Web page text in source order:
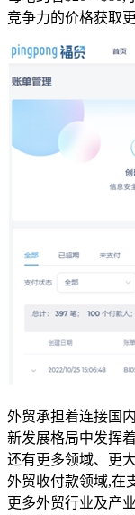
竞争力的价格获取
外贸承担着连接国
新发展格局中发挥
还有更多领域、更
外贸收付款领域,在
更多外贸行业及产